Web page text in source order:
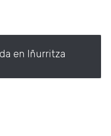
en Iñurritza